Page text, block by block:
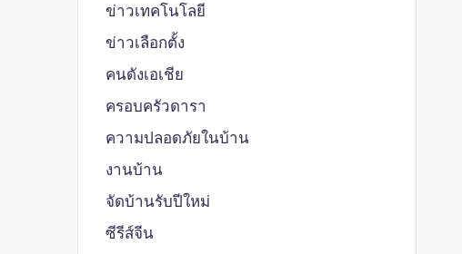
ข่าวเทคโนโลยี
ข่าวเลือกตั้ง
คนดังเอเชีย
ครอบครัวดารา
ความปลอดภัยในบ้าน
งานบ้าน
จัดบ้านรับปีใหม่
ซีรีส์จีน